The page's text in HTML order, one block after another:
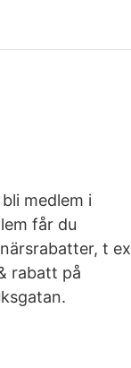
medlem i
får du
t ex
rabatt på